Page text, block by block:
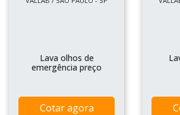
Lava olhos de
emergência preço
Cotar agora